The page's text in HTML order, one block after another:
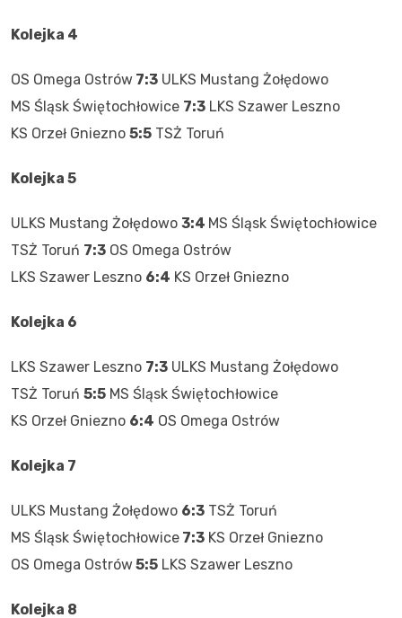
Kolejka 4
OS Omega Ostrów 7:3 ULKS Mustang Żołędowo
MS Śląsk Świętochłowice 7:3 LKS Szawer Leszno
KS Orzeł Gniezno 5:5 TSŻ Toruń
Kolejka 5
ULKS Mustang Żołędowo 3:4 MS Śląsk Świętochłowice
TSŻ Toruń 7:3 OS Omega Ostrów
LKS Szawer Leszno 6:4 KS Orzeł Gniezno
Kolejka 6
LKS Szawer Leszno 7:3 ULKS Mustang Żołędowo
TSŻ Toruń 5:5 MS Śląsk Świętochłowice
KS Orzeł Gniezno 6:4 OS Omega Ostrów
Kolejka 7
ULKS Mustang Żołędowo 6:3 TSŻ Toruń
MS Śląsk Świętochłowice 7:3 KS Orzeł Gniezno
OS Omega Ostrów5:5 LKS Szawer Leszno
Kolejka 8